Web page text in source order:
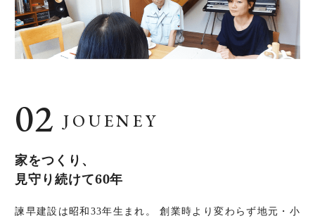
JOUENEY
家をつくり、
見守り続けて60年
諫早建設は昭和33年生まれ。
創業時より変わらず地元・小